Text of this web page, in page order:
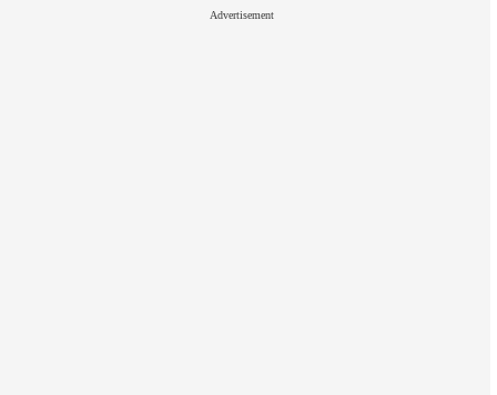
Advertisement